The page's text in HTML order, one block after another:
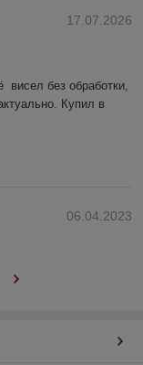
17.07.2026
висел без обработки,
Купил в
06.04.2023